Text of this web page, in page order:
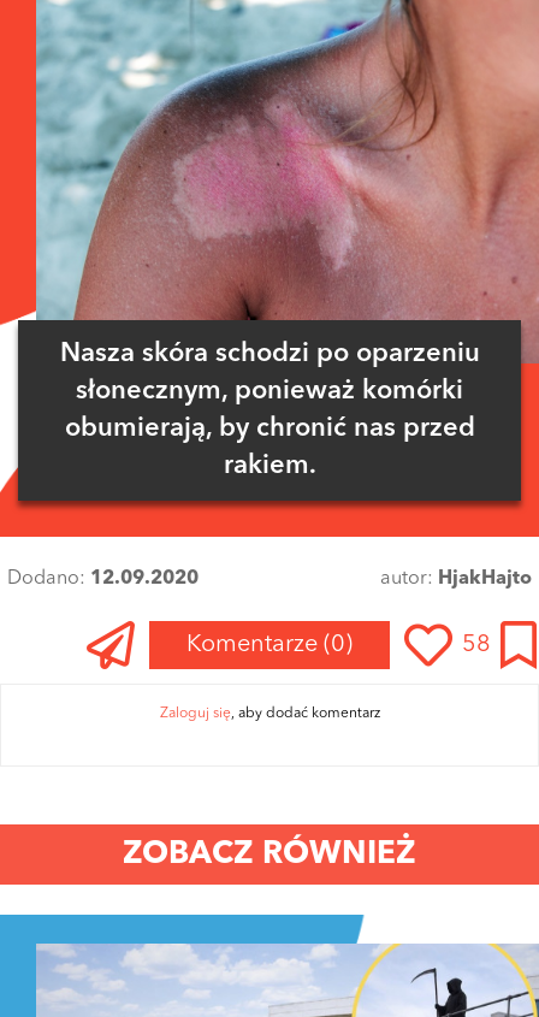
Nasza skóra schodzi po oparzeniu
słonecznym, ponieważ komórki
obumierają, by chronić nas przed
rakiem.
Dodano: 12.09.2020 autor: HjakHajto
Komentarze (0) 58
Zaloguj się, aby dodać komentarz
ZOBACZ RÓWNIEŻ